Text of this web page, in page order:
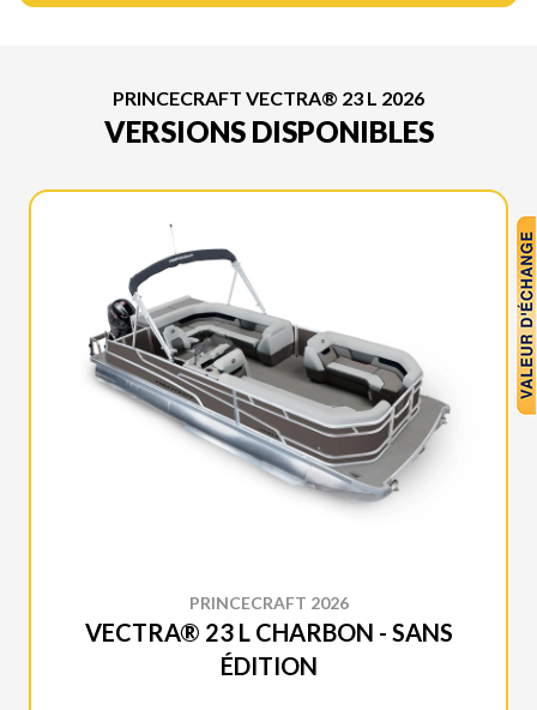
PRINCECRAFT VECTRA® 23 L 2026
VERSIONS DISPONIBLES
PRINCECRAFT 2026
VECTRA® 23 L CHARBON - SANS
ÉDITION